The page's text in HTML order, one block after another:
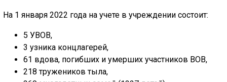
На 1 января 2022 года на учете в учреждении состоит:
5 УВОВ,
3 узника концлагерей,
61 вдова, погибших и умерших участников ВОВ,
218 тружеников тыла,